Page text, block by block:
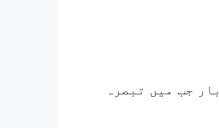
جب میں تبصرہ